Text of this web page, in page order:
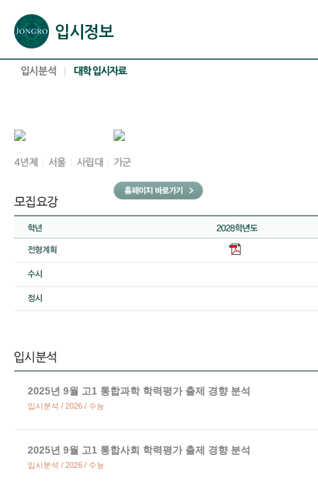
2025년 9월 고1 통합과학 학력평가 출제 경향 분석
입시분석 / 2026 / 수능
2025년 9월 고1 통합사회 학력평가 출제 경향 분석
입시분석 / 2026 / 수능